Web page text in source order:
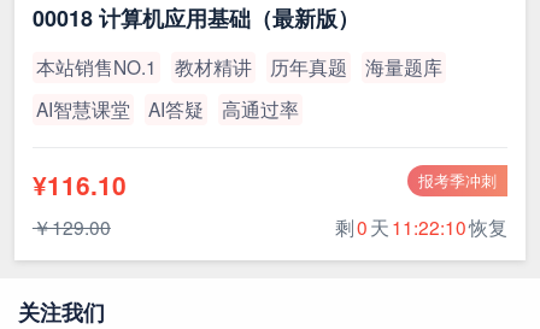
00018 计算机应用基础（最新版）
本站销售NO.1 教材精讲 历年真题
海量题库
AI智慧课堂
AI答疑 高通过率
报考季冲刺
¥116.10
￥129.00 剩0天11:22:10恢复
关注我们